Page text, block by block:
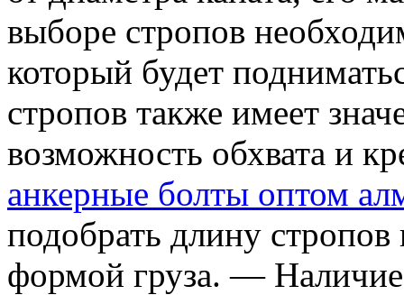
выборе стропов
который будет
стропов также имеет
возможность обхвата и
анкерные болты оптом
подобрать длину стропов
формой груза. —